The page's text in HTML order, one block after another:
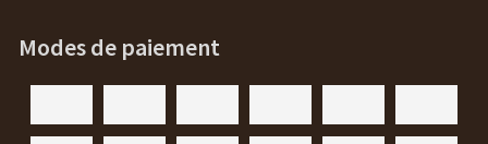
Modes de paiement